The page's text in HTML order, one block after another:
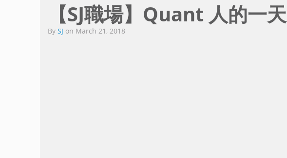
【SJ職場】Quant 人的一天
By SJ on March 21, 2018